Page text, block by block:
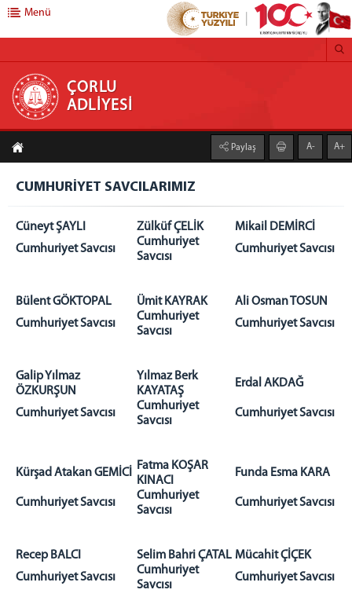
ÇORLU ADLİYESİ
ANASAYFA
C. BAŞSAVCILIĞI
CUMHURİYET BAŞSAVCISI
CUMHURİYET BAŞSAVCI VEKİLLERİ
CUMHURİYET SAVCILARIMIZ
CUMHURİYET BAŞSAVCILIĞI BİRİMLERİ
ADLİ DESTEK VE MAĞDUR HİZMETLERİ MÜDÜRLÜĞÜ
MEDYA İLETİŞİM BÜROSU
BASIN AÇIKLAMALARI
ADALET KOMİSYONU
KOMİSYON BAŞKANI
İCRA MÜDÜRLÜĞÜ
SEÇİM MÜDÜRLÜĞÜ
MAHKEMELER
Menü
ÇORLU
ADLİYESİ
Paylaş A- A+
CUMHURİYET SAVCILARIMIZ
Cüneyt ŞAYLI Zülküf ÇELİK
Mikail DEMİRCİ
Cumhuriyet Savcısı
Cumhuriyet
Savcısı
Cumhuriyet Savcısı
Bülent GÖKTOPAL Ümit KAYRAK
Ali Osman TOSUN
Cumhuriyet Savcısı
Cumhuriyet
Savcısı
Cumhuriyet Savcısı
Galip Yılmaz
ÖZKURŞUN
Yılmaz Berk
KAYATAŞ
Erdal AKDAĞ
Cumhuriyet Savcısı
Cumhuriyet
Savcısı
Cumhuriyet Savcısı
Kürşad Atakan GEMİCİ
Fatma KOŞAR
KINACI
Funda Esma KARA
Cumhuriyet Savcısı
Cumhuriyet
Savcısı
Cumhuriyet Savcısı
Recep BALCI Selim Bahri ÇATAL Mücahit ÇİÇEK
Cumhuriyet Savcısı
Cumhuriyet
Savcısı
Cumhuriyet Savcısı